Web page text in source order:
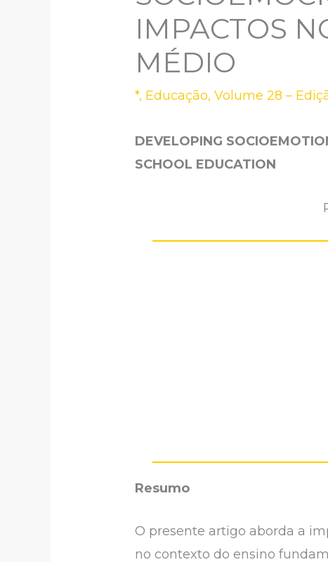
IMPACTOS
MÉDIO
*, Educação,Volume 28 –
DEVELOPING
SCHOOL EDUCATION
Resumo
O presente artigo aborda a
no contexto do ensino